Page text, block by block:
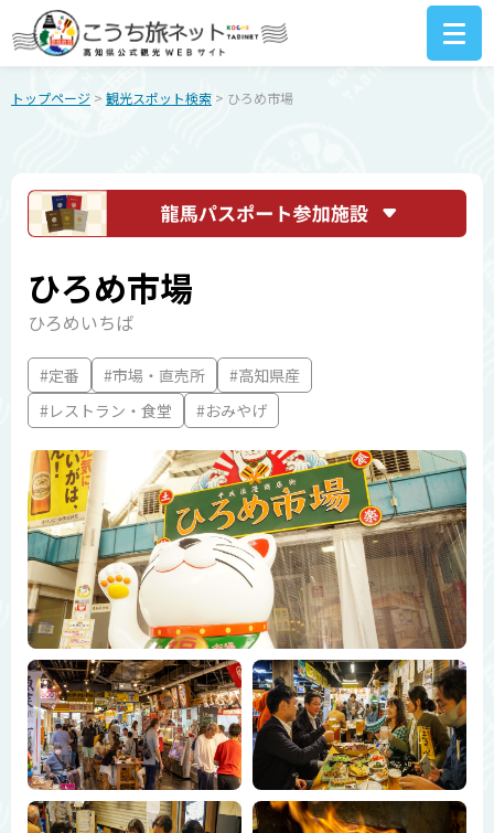
トップページ > 観光スポット検索 > ひろめ市場
ひろめ市場
ひろめいちば
#定番 #市場・直売所
#高知県産
#レストラン・食堂
#おみやげ